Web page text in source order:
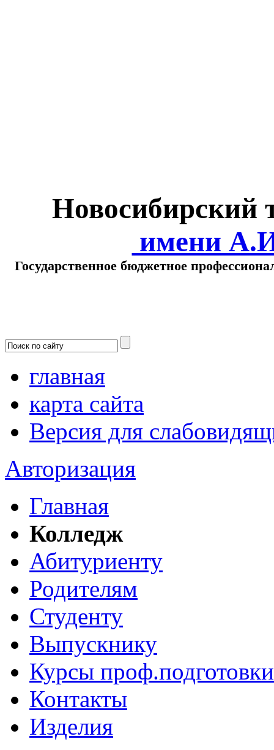
Новосибирский
имени
Государственное бюджетное
главная
карта сайта
Версия для
Авторизация
Главная
Колледж
Абитуриенту
Родителям
Студенту
Выпускнику
Курсы проф.подготовки
Контакты
Изделия